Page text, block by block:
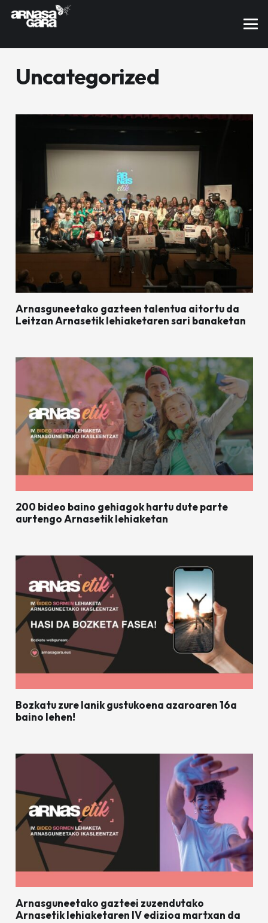
Uncategorized
Arnasguneetako gazteen talentua aitortu da
Leitzan Arnasetik lehiaketaren sari banaketan
200 bideo baino gehiagok hartu dute parte
aurtengo Arnasetik lehiaketan
Bozkatu zure lanik gustukoena azaroaren 16a
baino lehen!
Arnasguneetako gazteei zuzendutako
Arnasetik lehiaketaren IV edizioa martxan da